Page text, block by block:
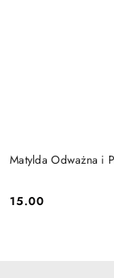
Matylda Odważna i
Cena:
15.00